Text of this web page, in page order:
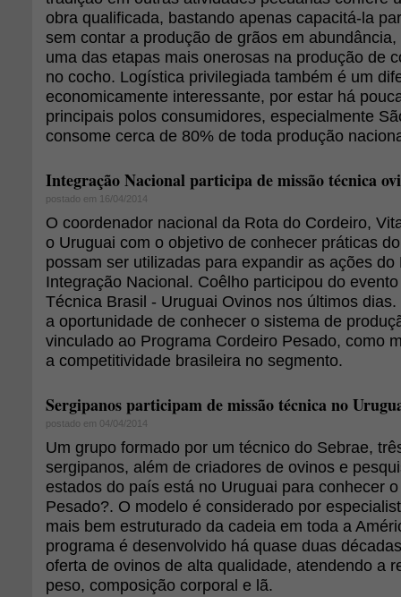
obra qualificada, bastando apenas capacitá-la
sem contar a produção de grãos em
uma das etapas mais onerosas na produção de
no cocho. Logística privilegiada também é um
economicamente interessante, por estar há
principais polos consumidores, especialmente
consome cerca de 80% de toda produção
Integração Nacional participa de missão técnica
postado em 16/04/2014
O coordenador nacional da Rota do Cordeiro,
o Uruguai com o objetivo de conhecer práticas
possam ser utilizadas para expandir as ações do
Integração Nacional. Coêlho participou do
Técnica Brasil - Uruguai Ovinos nos últimos
a oportunidade de conhecer o sistema de
vinculado ao Programa Cordeiro Pesado, como
a competitividade brasileira no segmento.
Sergipanos participam de missão técnica no
postado em 04/04/2014
Um grupo formado por um técnico do Sebrae,
sergipanos, além de criadores de ovinos e
estados do país está no Uruguai para conhecer
Pesado?. O modelo é considerado por
mais bem estruturado da cadeia em toda a
programa é desenvolvido há quase duas
oferta de ovinos de alta qualidade, atendendo a
peso, composição corporal e lã.